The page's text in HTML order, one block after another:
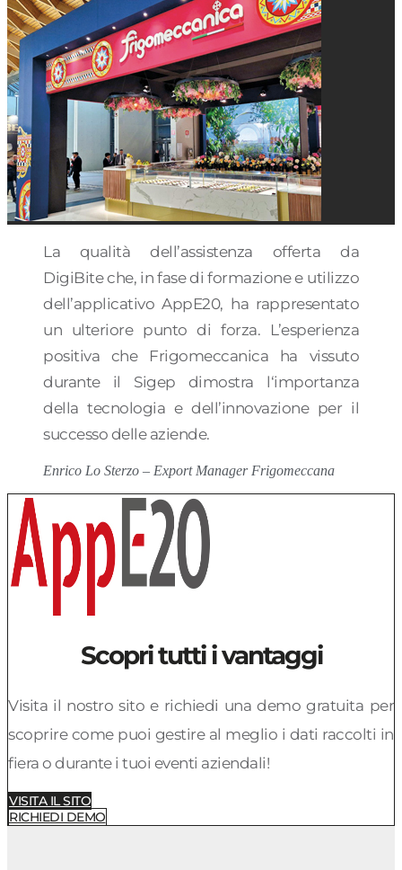
La qualità dell’assistenza offerta da
DigiBite che, in fase di formazione e utilizzo
dell’applicativo AppE20, ha rappresentato
un ulteriore punto di forza. L’esperienza
positiva che Frigomeccanica ha vissuto
durante il Sigep dimostra l‘importanza
della tecnologia e dell’innovazione per il
successo delle aziende.
Enrico Lo Sterzo – Export Manager Frigomeccana
Scopri tutti i vantaggi
Visita il nostro sito e richiedi una demo gratuita per
scoprire come puoi gestire al meglio i dati raccolti in
fiera o durante i tuoi eventi aziendali!
VISITA IL SITO
RICHIEDI DEMO